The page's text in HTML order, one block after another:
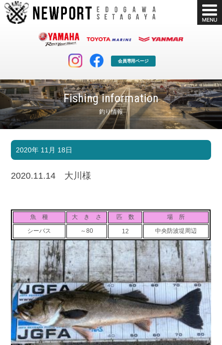
会員専用ページ
Fishing information
釣り情報
マリンクラブ
マリンライフを堪能したい！
ボート販売
ボート免許
長年の実績と信頼！
Shop Info. Blog
お問い合わせ
Contact us
会社概要
Company
採用情報
Recruit
リンク集
Link
2020年 11月 18日
2020.11.14 大川様
魚 種 大 き さ 匹 数
場 所
シーバス
～80 12 中央防波堤周辺